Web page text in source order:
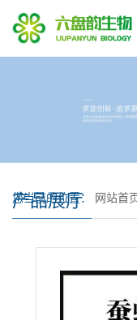
产品展厅
您当前的位置： 网站首